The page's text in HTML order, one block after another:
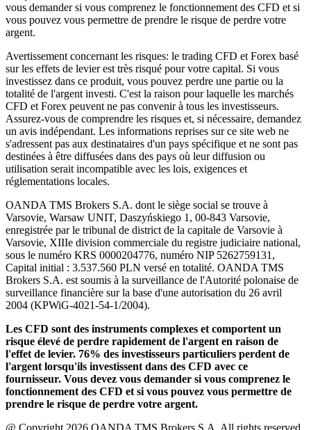
vous demander si vous comprenez le fonctionnement des CFD et si
vous pouvez vous permettre de prendre le risque de perdre votre
argent.
Avertissement concernant les risques: le trading CFD et Forex basé
sur les effets de levier est très risqué pour votre capital. Si vous
investissez dans ce produit, vous pouvez perdre une partie ou la
totalité de l'argent investi. C'est la raison pour laquelle les marchés
CFD et Forex peuvent ne pas convenir à tous les investisseurs.
Assurez-vous de comprendre les risques et, si nécessaire, demandez
un avis indépendant. Les informations reprises sur ce site web ne
s'adressent pas aux destinataires d'un pays spécifique et ne sont pas
destinées à être diffusées dans des pays où leur diffusion ou
utilisation serait incompatible avec les lois, exigences et
réglementations locales.
OANDA TMS Brokers S.A. dont le siège social se trouve à
Varsovie, Warsaw UNIT, Daszyńskiego 1, 00-843 Varsovie,
enregistrée par le tribunal de district de la capitale de Varsovie à
Varsovie, XIIIe division commerciale du registre judiciaire national,
sous le numéro KRS 0000204776, numéro NIP 5262759131,
Capital initial : 3.537.560 PLN versé en totalité. OANDA TMS
Brokers S.A. est soumis à la surveillance de l'Autorité polonaise de
surveillance financière sur la base d'une autorisation du 26 avril
2004 (KPWiG-4021-54-1/2004).
Les CFD sont des instruments complexes et comportent un
risque élevé de perdre rapidement de l'argent en raison de
l'effet de levier. 76% des investisseurs particuliers perdent de
l'argent lorsqu'ils investissent dans des CFD avec ce
fournisseur. Vous devez vous demander si vous comprenez le
fonctionnement des CFD et si vous pouvez vous permettre de
prendre le risque de perdre votre argent.
@ Copyright 2026 OANDA TMS Brokers S.A. All rights reserved.